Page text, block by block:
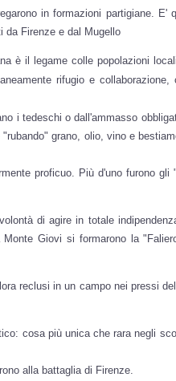
in formazioni partigiane. E'
da Firenze e dal Mugello
è il legame colle popolazioni
rifugio e
i tedeschi o dall'ammasso
grano, olio, vino e
proficuo. Più d'uno furono gli
di agire in totale
Giovi si formarono la
reclusi in un campo nei pressi
cosa più unica che rara negli
alla battaglia di Firenze.